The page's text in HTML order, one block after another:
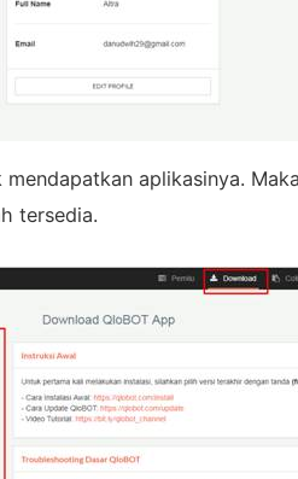
aplikasinya.
tersedia.